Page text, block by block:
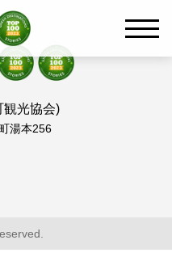
観光協会)
湯本256